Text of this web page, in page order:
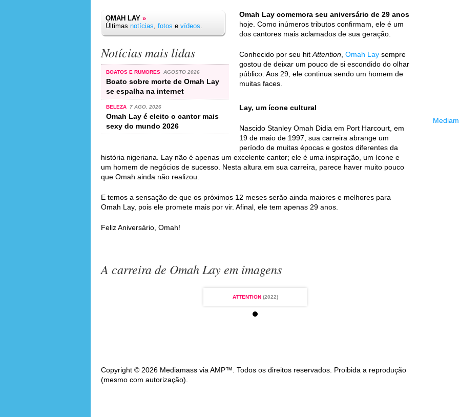
OMAH LAY »
Últimas notícias, fotos e vídeos.
Notícias mais lidas
BOATOS E RUMORES AGOSTO 2026
Boato sobre morte de Omah Lay
se espalha na internet
BELEZA 7 AGO. 2026
Omah Lay é eleito o cantor mais
sexy do mundo 2026
Omah Lay comemora seu aniversário de 29 anos
hoje. Como inúmeros tributos confirmam, ele é um
dos cantores mais aclamados de sua geração.
Conhecido por seu hit Attention Omah Lay sempre
gostou de deixar um pouco de si escondido do olhar
público. Aos 29, ele continua sendo um homem de
muitas faces.
Lay, um ícone cultural
Nascido Stanley Omah Didia em Port Harcourt, em
19 de maio de 1997, sua carreira abrange um
período de muitas épocas e gostos diferentes da
história nigeriana. Lay não é apenas um excelente cantor; ele é uma inspiração, um ícone e
um homem de negócios de sucesso. Nesta altura em sua carreira, parece haver muito pouco
que Omah ainda não realizou.
E temos a sensação de que os próximos 12 meses serão ainda maiores e melhores para
Omah Lay, pois ele promete mais por vir. Afinal, ele tem apenas 29 anos.
Feliz Aniversário, Omah!
A carreira de Omah Lay em imagens
ATTENTION(2022)
Copyright © 2026 Mediamass via AMP™. Todos os direitos reservados. Proibida a reprodução
(mesmo com autorização).